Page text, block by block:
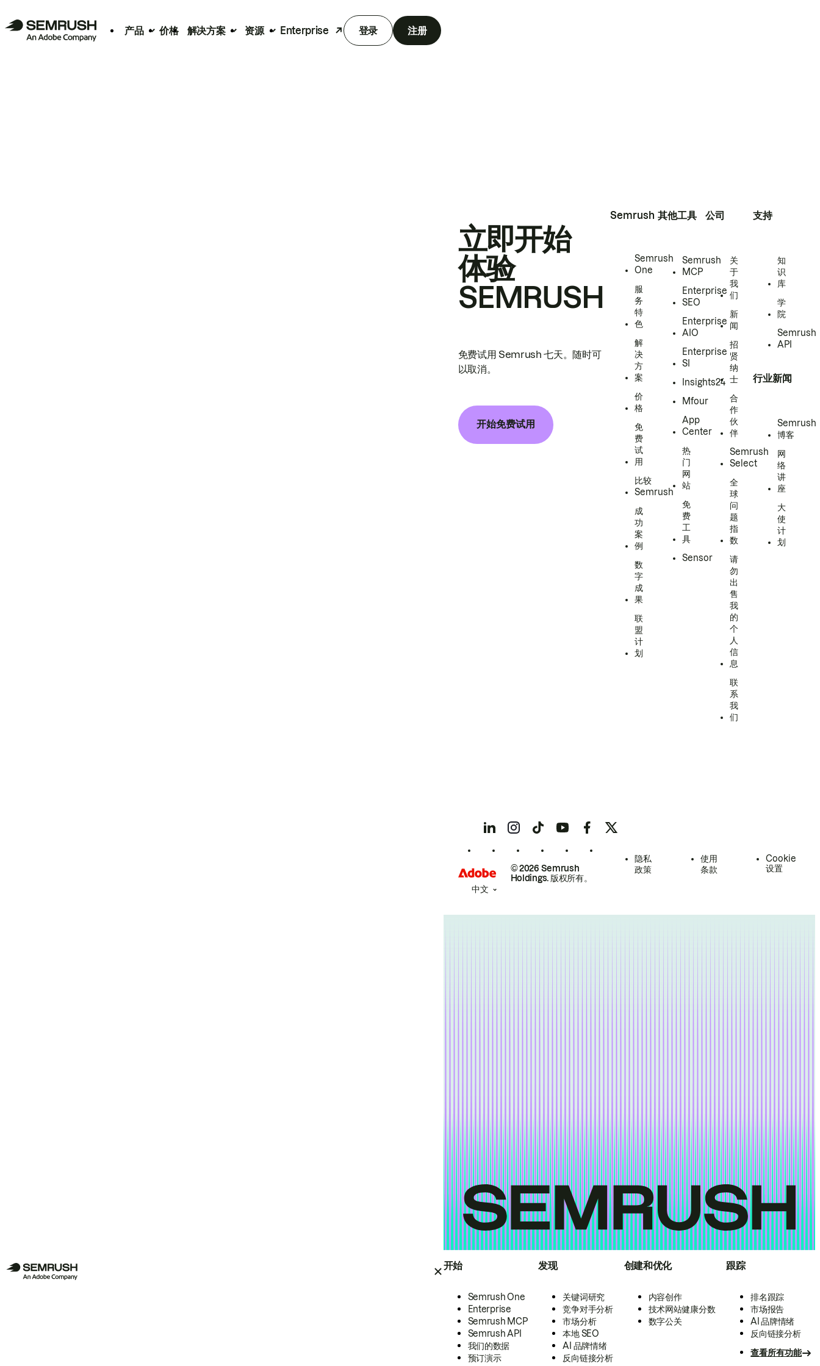
产品 价格 解决方案 资源 Enterprise 登录 注册
开始
Semrush One
Enterprise
Semrush MCP
Semrush API
我们的数据
预订演示
发现
关键词研究
竞争对手分析
市场分析
本地 SEO
AI 品牌情绪
反向链接分析
创建和优化
内容创作
技术网站健康分数
数字公关
跟踪
排名跟踪
市场报告
AI 品牌情绪
反向链接分析
查看所有功能
立即开始
体验
SEMRUSH
免费试用 Semrush 七天。随时可
以取消。
开始免费试用
Semrush
Semrush
One
服
务
特
色
解
决
方
案
价
格
免
费
试
用
比较
Semrush
成
功
案
例
数
字
成
果
联
盟
计
划
其他工具
Semrush
MCP
Enterprise
SEO
Enterprise
AIO
Enterprise
SI
Insights24
Mfour
App
Center
热
门
网
站
免
费
工
具
Sensor
公司
关
于
我
们
新
闻
招
贤
纳
士
合
作
伙
伴
Semrush
Select
全
球
问
题
指
数
请
勿
出
售
我
的
个
人
信
息
联
系
我
们
支持
知
识
库
学
院
Semrush
API
行业新闻
Semrush
博客
网
络
讲
座
大
使
计
划
© 2026 Semrush
Holdings. 版权所有。
隐私
政策
使用
条款
Cookie
设置
中文